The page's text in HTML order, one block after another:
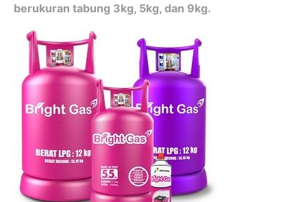
berukuran tabung 3kg, 5kg, dan 9kg.